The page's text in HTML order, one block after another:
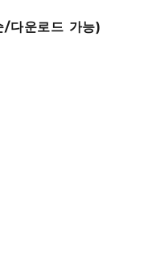
/다운로드 가능)